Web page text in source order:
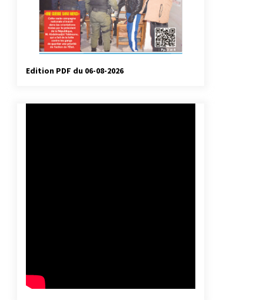
Université Alger 3 : Lancement d’un
master à cursus intégré à la licence
en communication en langue
amazighe
3 semaines ago
Edition PDF du 06-08-2026